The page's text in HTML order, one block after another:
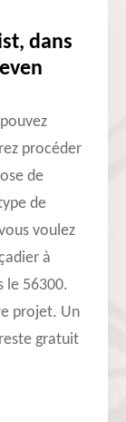
dans
procéder
de
de
voulez
à
le 56300.
projet. Un
gratuit